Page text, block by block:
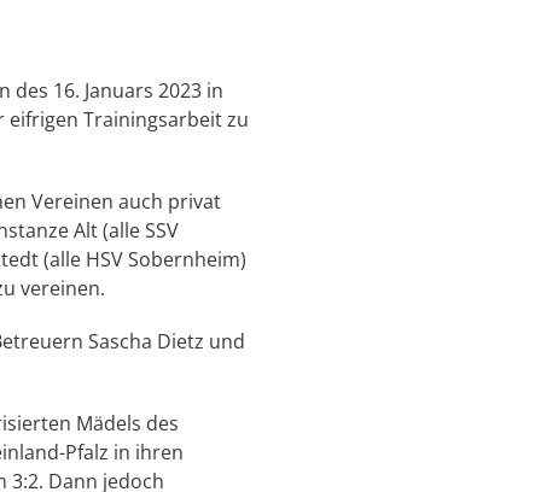
16. Januars 2023 in
eifrigen Trainingsarbeit zu
Vereinen auch privat
Alt (alle SSV
(alle HSV Sobernheim)
vereinen.
Sascha Dietz und
Mädels des
Pfalz in ihren
3:2. Dann jedoch